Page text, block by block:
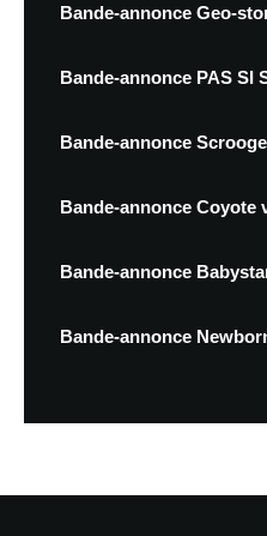
Bande-annonce Geo-
Bande-annonce PAS SI
Bande-annonce
Bande-annonce Coyote
Bande-annonce
Bande-annonce